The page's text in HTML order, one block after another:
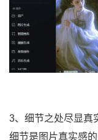
3、细节之处尽显真
细节是图片真实感